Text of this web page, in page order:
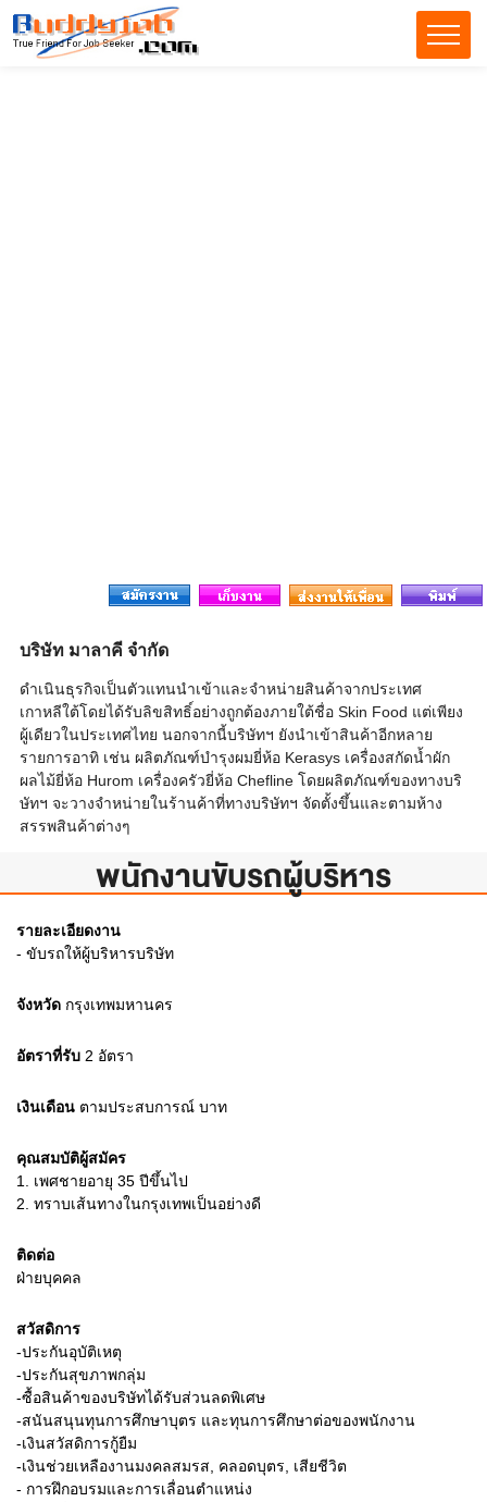
บริษัท มาลาคี จำกัด
ดำเนินธุรกิจเป็นตัวแทนนำเข้าและจำหน่ายสินค้าจากประเทศ
เกาหลีใต้โดยได้รับลิขสิทธิ์อย่างถูกต้องภายใต้ชื่อ Skin Food แต่เพียง
ผู้เดียวในประเทศไทย นอกจากนี้บริษัทฯ ยังนำเข้าสินค้าอีกหลาย
รายการอาทิ เช่น ผลิตภัณฑ์บำรุงผมยี่ห้อ Kerasys เครื่องสกัดน้ำผัก
ผลไม้ยี่ห้อ Hurom เครื่องครัวยี่ห้อ Chefline โดยผลิตภัณฑ์ของทางบริ
ษัทฯ จะวางจำหน่ายในร้านค้าที่ทางบริษัทฯ จัดตั้งขึ้นและตามห้าง
สรรพสินค้าต่างๆ
พนักงานขับรถผู้บริหาร
รายละเอียดงาน
- ขับรถให้ผู้บริหารบริษัท
จังหวัด กรุงเทพมหานคร
อัตราที่รับ 2 อัตรา
เงินเดือน ตามประสบการณ์ บาท
คุณสมบัติผู้สมัคร
1.
เพศชายอายุ 35 ปีขึ้นไป
2. ทราบเส้นทางในกรุงเทพเป็นอย่างดี
ติดต่อ
ฝ่ายบุคคล
สวัสดิการ
-ประกันอุบัติเหตุ
-ประกันสุขภาพกลุ่ม
-ซื้อสินค้าของบริษัทได้รับส่วนลดพิเศษ
-สนันสนุนทุนการศึกษาบุตร และทุนการศึกษาต่อของพนักงาน
-เงินสวัสดิการกู้ยืม
-เงินช่วยเหลืองานมงคลสมรส, คลอดบุตร, เสียชีวิต
- การฝึกอบรมและการเลื่อนตำแหน่ง